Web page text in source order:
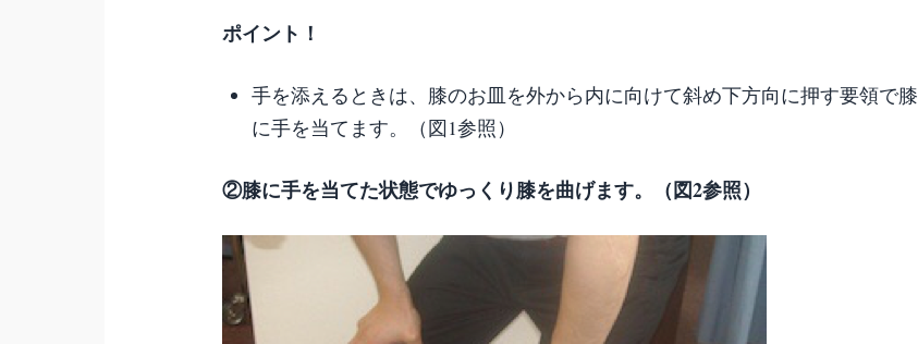
ポイント！
手を添えるときは、膝のお皿を外から内に向けて斜め下方向に押す要領で膝
に手を当てます。（図1参照）
②膝に手を当てた状態でゆっくり膝を曲げます。（図2参照）